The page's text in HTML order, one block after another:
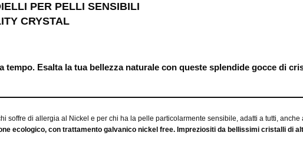
PER PELLI SENSIBILI
CRYSTAL
tempo. Esalta la tua bellezza naturale con queste splendide gocce di
soffre di allergia al Nickel e per chi ha la pelle particolarmente sensibile, adatti a tutti, anche
ecologico, con trattamento galvanico nickel free. Impreziositi da bellissimi cristalli di